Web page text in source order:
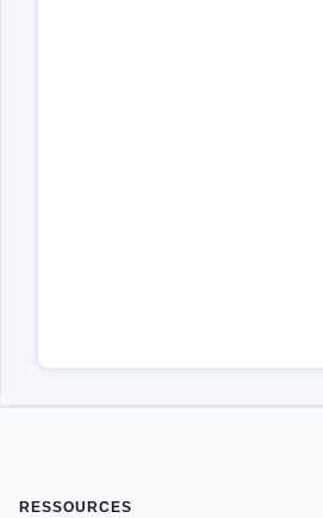
RESSOURCES